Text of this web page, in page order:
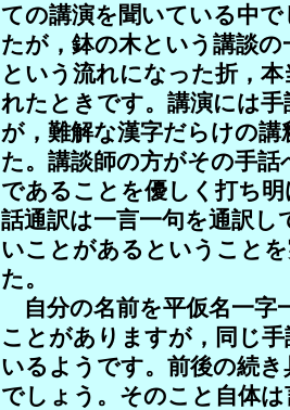
ての講演を聞いている中
たが，鉢の木という講談
という流れになった折，
れたときです。講演には
が，難解な漢字だらけの
た。講談師の方がその手
であることを優しく打ち
話通訳は一言一句を通訳
いことがあるということ
た。
自分の名前を平仮名一字
ことがありますが，同じ
いるようです。前後の続
でしょう。そのこと自体